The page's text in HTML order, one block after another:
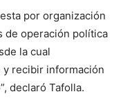
por organización
de operación política
la cual
recibir información
declaró Tafolla.